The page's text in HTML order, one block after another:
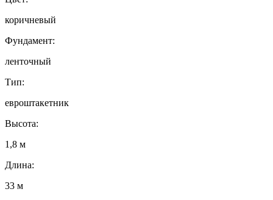
коричневый
Фундамент:
ленточный
Тип:
евроштакетник
Высота:
1,8 м
Длина:
33 м